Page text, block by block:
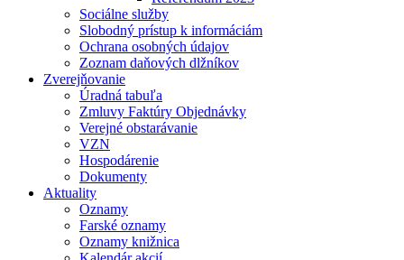
Sociálne služby
Slobodný prístup k informáciám
Ochrana osobných údajov
Zoznam daňových dlžníkov
Zverejňovanie
Úradná tabuľa
Zmluvy Faktúry Objednávky
Verejné obstarávanie
VZN
Hospodárenie
Dokumenty
Aktuality
Oznamy
Farské oznamy
Oznamy knižnica